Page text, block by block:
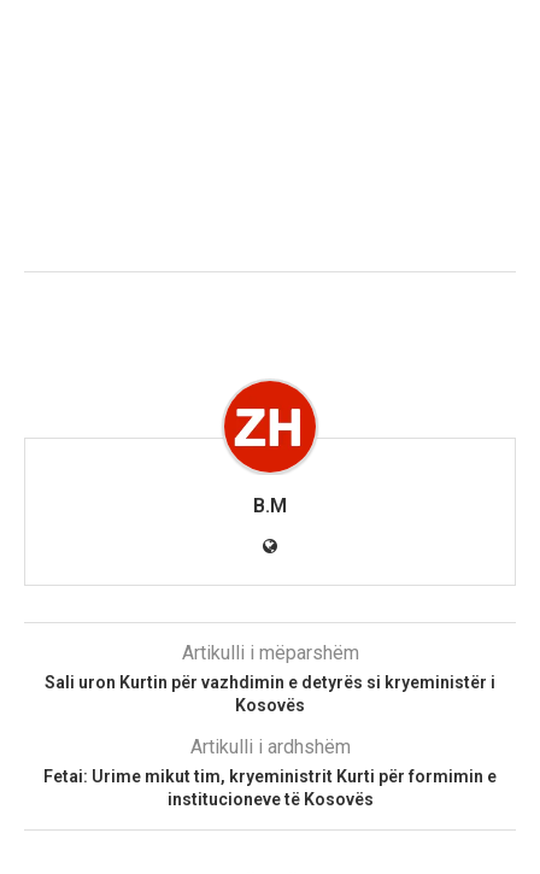
B.M
Artikulli i mëparshëm
Sali uron Kurtin për vazhdimin e detyrës si kryeministër i
Kosovës
Artikulli i ardhshëm
Fetai: Urime mikut tim, kryeministrit Kurti për formimin e
institucioneve të Kosovës